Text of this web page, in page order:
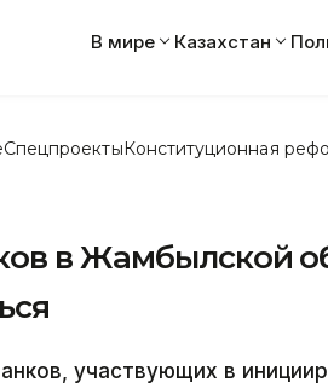
В мире Казахстан
СпецпроектыКонституционная
в Жамбылской
участвующих в